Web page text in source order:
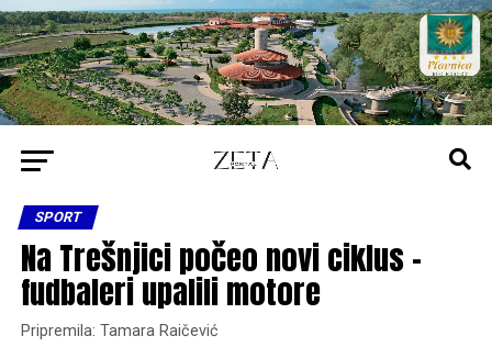
SPORT
Na Trešnjici počeo novi ciklus –
fudbaleri upalili motore
Pripremila: Tamara Raičević